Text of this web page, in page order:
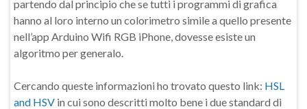
partendo dal principio che se tutti i programmi di grafica
hanno al loro interno un colorimetro simile a quello presente
nell’app Arduino Wifi RGB iPhone, dovesse esiste un
algoritmo per generalo.
Cercando queste informazioni ho trovato questo link: HSL
and HSV in cui sono descritti molto bene i due standard di